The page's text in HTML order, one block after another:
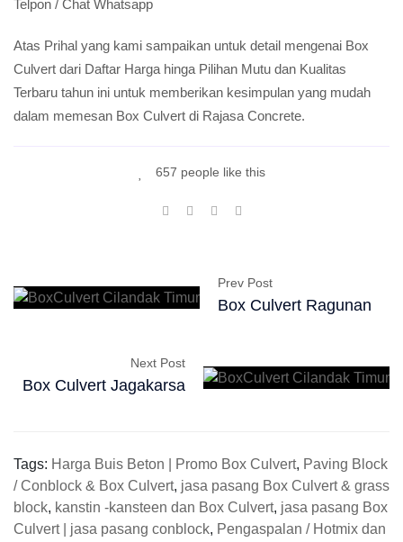
Telpon / Chat Whatsapp
Atas Prihal yang kami sampaikan untuk detail mengenai Box
Culvert dari Daftar Harga hinga Pilihan Mutu dan Kualitas
Terbaru tahun ini untuk memberikan kesimpulan yang mudah
dalam memesan Box Culvert di Rajasa Concrete.
657 people like this
Prev Post
Box Culvert Ragunan
Next Post
Box Culvert Jagakarsa
Tags: Harga Buis Beton | Promo Box Culvert, Paving Block
/ Conblock & Box Culvert, jasa pasang Box Culvert & grass
block, kanstin -kansteen dan Box Culvert, jasa pasang Box
Culvert | jasa pasang conblock, Pengaspalan / Hotmix dan